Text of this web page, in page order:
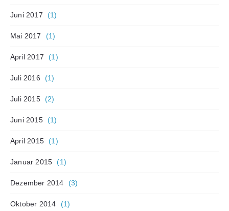
Juni 2017 (1)
Mai 2017 (1)
April 2017 (1)
Juli 2016 (1)
Juli 2015 (2)
Juni 2015 (1)
April 2015 (1)
Januar 2015 (1)
Dezember 2014 (3)
Oktober 2014 (1)